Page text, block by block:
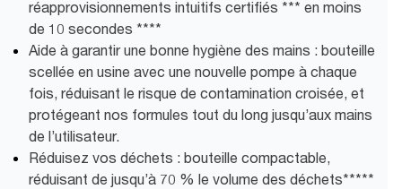
réapprovisionnements intuitifs certifiés *** en moins
de 10 secondes ****
Aide à garantir une bonne hygiène des mains : bouteille
scellée en usine avec une nouvelle pompe à chaque
fois, réduisant le risque de contamination croisée, et
protégeant nos formules tout du long jusqu’aux mains
de l’utilisateur.
Réduisez vos déchets : bouteille compactable,
réduisant de jusqu’à 70 % le volume des déchets​*****